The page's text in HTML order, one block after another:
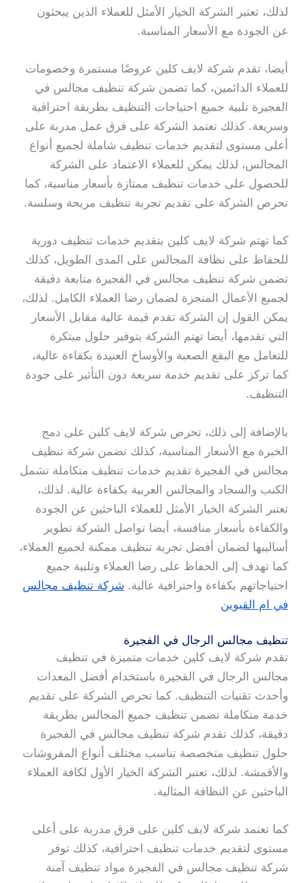
لذلك، تعتبر الشركة الخيار الأمثل للعملاء الذين يبحثون
عن الجودة مع الأسعار المناسبة.
أيضا، تقدم شركة لايف كلين عروضًا مستمرة وخصومات
للعملاء الدائمين، كما تضمن شركة تنظيف مجالس في
الفجيرة تلبية جميع احتياجات التنظيف بطريقة احترافية
وسريعة. كذلك تعتمد الشركة على فرق عمل مدربة على
أعلى مستوى لتقديم خدمات تنظيف شاملة لجميع أنواع
المجالس، لذلك يمكن للعملاء الاعتماد على الشركة
للحصول على خدمات تنظيف ممتازة بأسعار مناسبة، كما
تحرص الشركة على تقديم تجربة تنظيف مريحة وسلسة.
كما تهتم شركة لايف كلين بتقديم خدمات تنظيف دورية
للحفاظ على نظافة المجالس على المدى الطويل، كذلك
تضمن شركة تنظيف مجالس في الفجيرة متابعة دقيقة
لجميع الأعمال المنجزة لضمان رضا العملاء الكامل. لذلك،
يمكن القول إن الشركة تقدم قيمة عالية مقابل الأسعار
التي تقدمها، أيضا تهتم الشركة بتوفير حلول مبتكرة
للتعامل مع البقع الصعبة والأوساخ العنيدة بكفاءة عالية،
كما تركز على تقديم خدمة سريعة دون التأثير على جودة
التنظيف.
بالإضافة إلى ذلك، تحرص شركة لايف كلين على دمج
الخبرة مع الأسعار المناسبة، كذلك تضمن شركة تنظيف
مجالس في الفجيرة تقديم خدمات تنظيف متكاملة تشمل
الكنب والسجاد والمجالس العربية بكفاءة عالية. لذلك،
تعتبر الشركة الخيار الأمثل للعملاء الباحثين عن الجودة
والكفاءة بأسعار منافسة، أيضا تواصل الشركة تطوير
أساليبها لضمان أفضل تجربة تنظيف ممكنة لجميع العملاء،
كما تهدف إلى الحفاظ على رضا العملاء وتلبية جميع
احتياجاتهم بكفاءة واحترافية عالية. شركة تنظيف مجالس
في ام القيوين
تنظيف مجالس الرجال في الفجيرة
تقدم شركة لايف كلين خدمات متميزة في تنظيف
مجالس الرجال في الفجيرة باستخدام أفضل المعدات
وأحدث تقنيات التنظيف. كما تحرص الشركة على تقديم
خدمة متكاملة تضمن تنظيف جميع المجالس بطريقة
دقيقة، كذلك تقدم شركة تنظيف مجالس في الفجيرة
حلول تنظيف متخصصة تناسب مختلف أنواع المفروشات
والأقمشة. لذلك، تعتبر الشركة الخيار الأول لكافة العملاء
الباحثين عن النظافة المثالية.
كما تعتمد شركة لايف كلين على فرق مدربة على أعلى
مستوى لتقديم خدمات تنظيف احترافية، كذلك توفر
شركة تنظيف مجالس في الفجيرة مواد تنظيف آمنة